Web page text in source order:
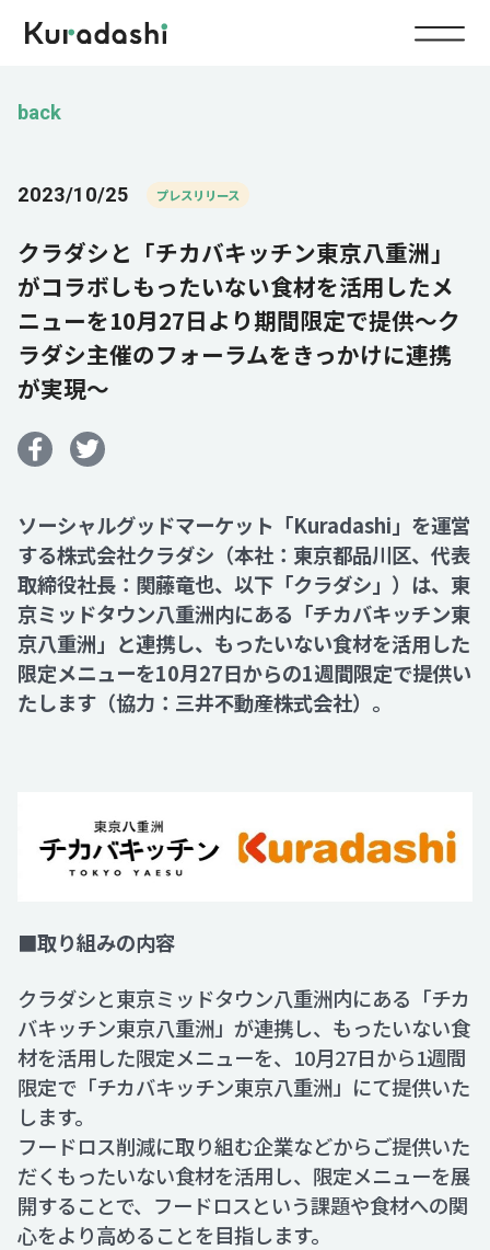
Top
Service
Food
Energy
Impact
Company
IR
Recruit
Contact
back
2023/10/25 プレスリリース
クラダシと「チカバキッチン東京八重洲」
がコラボしもったいない食材を活用したメ
ニューを10月27日より期間限定で提供～ク
ラダシ主催のフォーラムをきっかけに連携
が実現～
ソーシャルグッドマーケット「Kuradashi」を運営
する株式会社クラダシ（本社：東京都品川区、代表
取締役社長：関藤竜也、以下「クラダシ」）は、東
京ミッドタウン八重洲内にある「チカバキッチン東
京八重洲」と連携し、もったいない食材を活用した
限定メニューを10月27日からの1週間限定で提供い
たします（協力：三井不動産株式会社）。
■取り組みの内容
クラダシと東京ミッドタウン八重洲内にある「チカ
バキッチン東京八重洲」が連携し、もったいない食
材を活用した限定メニューを、10月27日から1週間
限定で「チカバキッチン東京八重洲」にて提供いた
します。
フードロス削減に取り組む企業などからご提供いた
だくもったいない食材を活用し、限定メニューを展
開することで、フードロスという課題や食材への関
心をより高めることを目指します。